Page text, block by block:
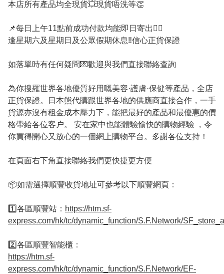
本店所有產品均全現貨💥現貨唔洗等👏
📌每日上午11點前成功付款均能即日寄出👍🏻
逢星期六及星期日及公眾假期休息‼️信心正貨保證
如落單時有任何疑問💌歡迎與我們直接聯絡查詢
為你搜羅世界各地優質好用嘅美容·護膚·保健等產品，全店
正貨保證。日本熊代購跟世界各地的供應商直接合作，一手
貨源亦沒有租金成本壓力下，能把最好的產品和最優惠的價
格帶給各位客户。 安在家中也能體驗愉快的購物經驗 ，令
你買得開心又放心的一個網上購物平台。多謝各位支持！
在頁面右下角直接聯絡我們更快捷更方便
📦如需選擇順豐收貨地址可參考以下順豐網頁：
1️⃣各區順豐站： https://htm.sf-
express.com/hk/tc/dynamic_function/S.F.Network/
https://htm.sf-
express.com/hk/tc/dynamic_function/S.F.Network/EF-